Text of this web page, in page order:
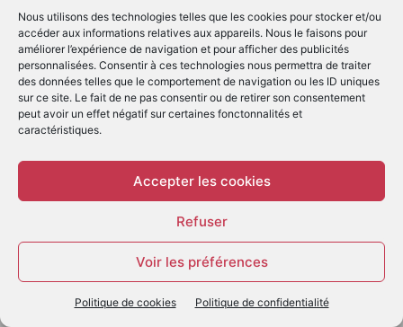
Nous utilisons des technologies telles que les cookies pour stocker et/ou
accéder aux informations relatives aux appareils. Nous le faisons pour
améliorer l’expérience de navigation et pour afficher des publicités
personnalisées. Consentir à ces technologies nous permettra de traiter
des données telles que le comportement de navigation ou les ID uniques
sur ce site. Le fait de ne pas consentir ou de retirer son consentement
peut avoir un effet négatif sur certaines fonctonnalités et
caractéristiques.
Accepter les cookies
Refuser
Voir les préférences
Politique de cookies Politique de confidentialité
© Copyright 2022 | Produit parEIMAI| Tous Droits
Réservés
SUIVEZ NOUS
© - Création :EIMAI